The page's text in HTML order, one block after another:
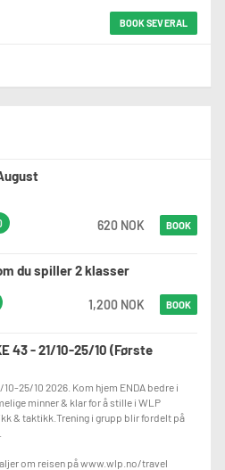
BOOK SEVERAL
620 NOK BOOK
du spiller 2 klasser
1,200 NOK BOOK
43 - 21/10-25/10 (Første
25/10 2026. Kom hjem ENDA bedre i
minner & klar for å stille i WLP
& taktikk.Trening i grupp blir fordelt på
om reisen på www.wlp.no/travel